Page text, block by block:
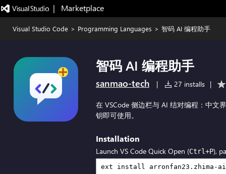
|   Marketplace
Visual Studio Code > Programming Languages > 智码 AI 编程助手
智码 AI 编程助手
sanmao-tech | 27 installs |
在 VSCode 侧边栏与 AI 结对编程：中文
钥即可使用。
Installation
Launch VS Code Quick Open (Ctrl+P),